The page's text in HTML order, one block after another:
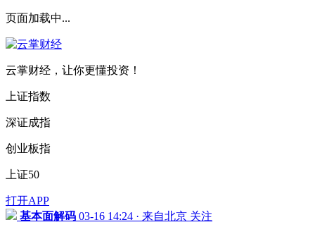
页面加载中...
云掌财经，让你更懂投资！
上证指数
深证成指
创业板指
上证50
打开APP
基本面解码 03-16 14:24 · 来自北京 关注